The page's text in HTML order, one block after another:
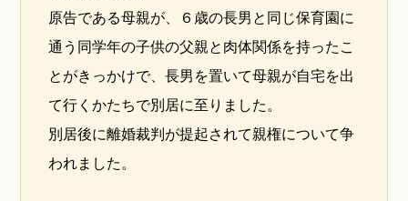
原告である母親が、６歳の長男と同じ保育園に
通う同学年の子供の父親と肉体関係を持ったこ
とがきっかけで、長男を置いて母親が自宅を出
て行くかたちで別居に至りました。
別居後に離婚裁判が提起されて親権について争
われました。